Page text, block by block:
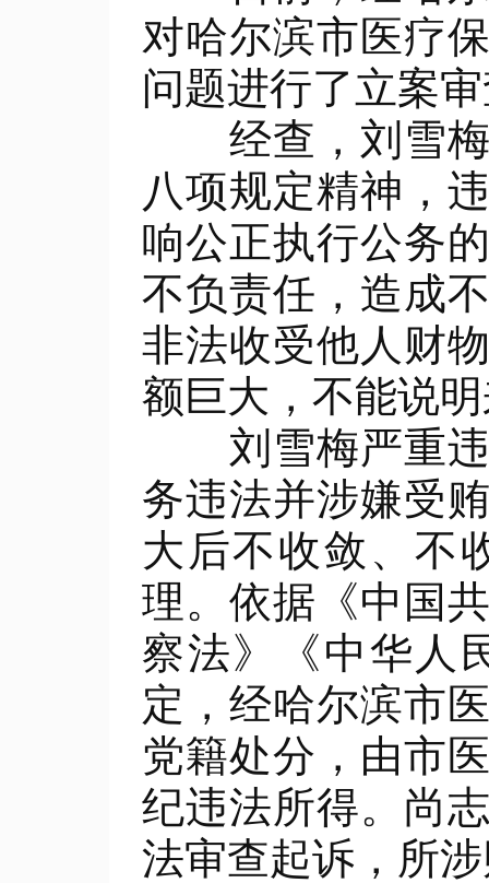
对哈尔滨市医疗
问题进行了立案
经查，刘雪梅
八项规定精神，
响公正执行公务
不负责任，造成
非法收受他人财
额巨大，不能说
刘雪梅严重违
务违法并涉嫌受
大后不收敛、不
理。依据《中国
察法》《中华人
定，经哈尔滨市
党籍处分，由市
纪违法所得。尚
法审查起诉，所